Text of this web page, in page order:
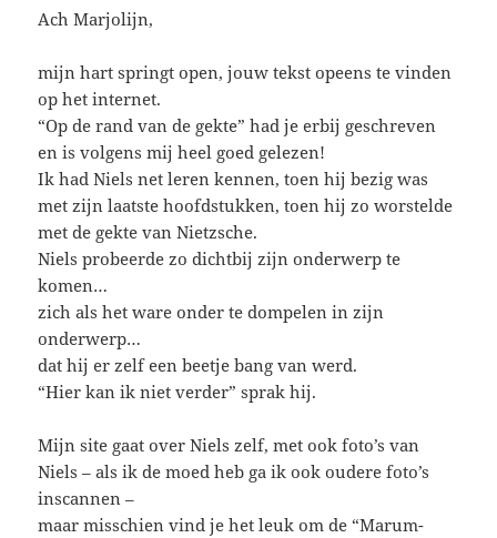
Ach Marjolijn,
mijn hart springt open, jouw tekst opeens te vinden
op het internet.
“Op de rand van de gekte” had je erbij geschreven
en is volgens mij heel goed gelezen!
Ik had Niels net leren kennen, toen hij bezig was
met zijn laatste hoofdstukken, toen hij zo worstelde
met de gekte van Nietzsche.
Niels probeerde zo dichtbij zijn onderwerp te
komen…
zich als het ware onder te dompelen in zijn
onderwerp…
dat hij er zelf een beetje bang van werd.
“Hier kan ik niet verder” sprak hij.
Mijn site gaat over Niels zelf, met ook foto’s van
Niels – als ik de moed heb ga ik ook oudere foto’s
inscannen –
maar misschien vind je het leuk om de “Marum-